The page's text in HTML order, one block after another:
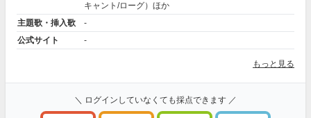
キャント/ローグ）ほか
主題歌・挿入歌
-
公式サイト
-
もっと見る
＼ ログインしていなくても採点できます ／